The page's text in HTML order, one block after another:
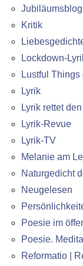
Kritik
Lockdown-
Lustful
Lyrik
Lyrik rettet
Lyrik-Revue
Lyrik-TV
Melanie am
Naturgedicht
Neugelesen
Poesie im
Poesie.
Reformatio |